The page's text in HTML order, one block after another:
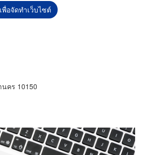
อจัดทำเว็บไซต์
คร 10150